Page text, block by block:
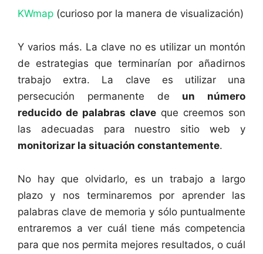
KWmap (curioso por la manera de visualización)
Y varios más. La clave no es utilizar un montón
de estrategias que terminarían por añadirnos
trabajo extra. La clave es utilizar una
persecución permanente de un número
reducido de palabras clave que creemos son
las adecuadas para nuestro sitio web y
monitorizar la situación constantemente.
No hay que olvidarlo, es un trabajo a largo
plazo y nos terminaremos por aprender las
palabras clave de memoria y sólo puntualmente
entraremos a ver cuál tiene más competencia
para que nos permita mejores resultados, o cuál